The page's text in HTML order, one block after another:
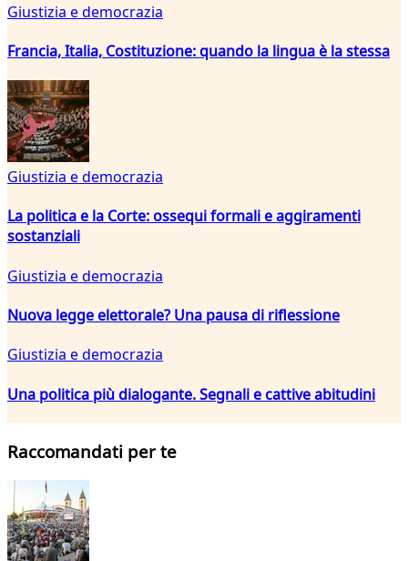
Giustizia e democrazia
Francia, Italia, Costituzione: quando la lingua è la stessa
Giustizia e democrazia
La politica e la Corte: ossequi formali e aggiramenti
sostanziali
Giustizia e democrazia
Nuova legge elettorale? Una pausa di riflessione
Giustizia e democrazia
Una politica più dialogante. Segnali e cattive abitudini
Raccomandati per te